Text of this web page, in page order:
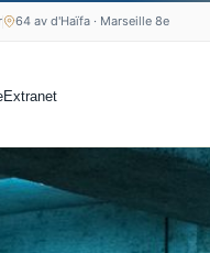
64 av d'Haïfa · Marseille 8e
Extranet